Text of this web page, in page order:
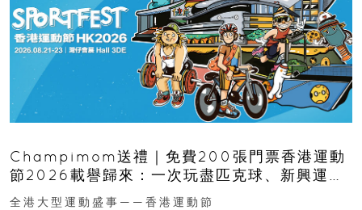
Champimom送禮｜免費200張門票香港運動
節2026載譽歸來：一次玩盡匹克球、新興運
動、街舞比賽＋逾百運動品牌展覽
全港大型運動盛事——香港運動節